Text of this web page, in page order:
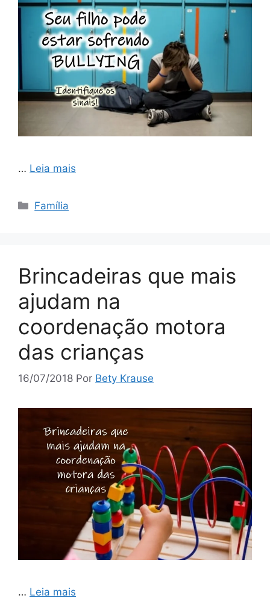
… Leia mais
Categorias
Família
Brincadeiras que mais
ajudam na
coordenação motora
das crianças
16/07/2018 Por Bety Krause
… Leia mais